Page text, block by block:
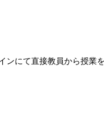
ンにて直接教員から授業を